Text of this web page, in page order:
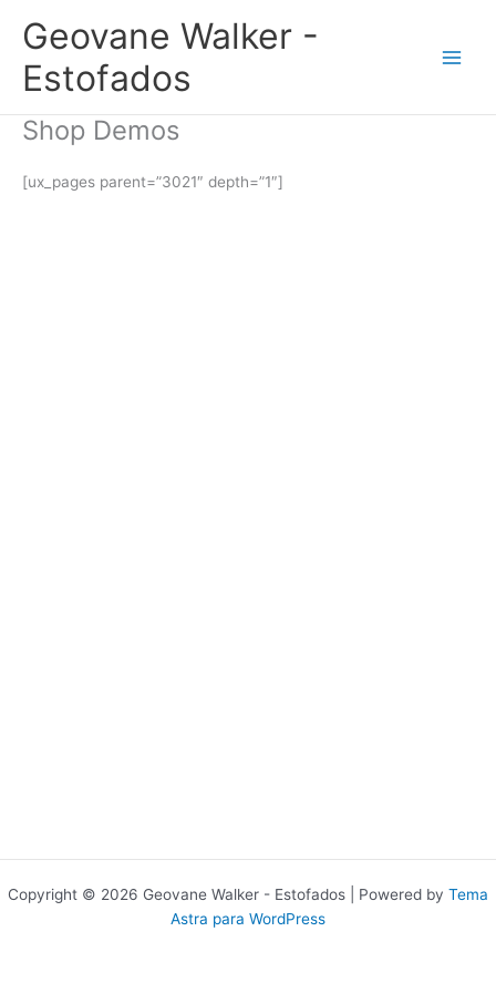
para
conteúdo
Geovane Walker -
Estofados
Shop Demos
[ux_pages parent=”3021″ depth=”1″]
Copyright © 2026 Geovane Walker - Estofados | Powered by Tema
Astra para WordPress